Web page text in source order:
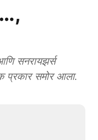
सनरायझर्स
प्रकार समोर आला.